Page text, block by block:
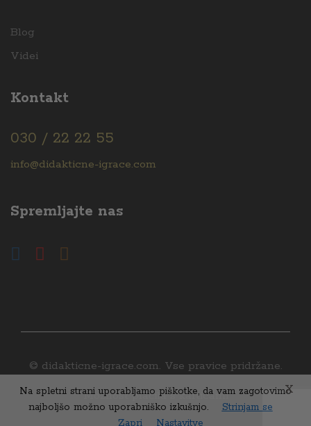
Blog
Videi
Kontakt
030 / 22 22 55
info@didakticne-igrace.com
Spremljajte nas
© didakticne-igrace.com. Vse pravice pridržane.
Možnost plačila s karticami
Na spletni strani uporabljamo piškotke, da vam zagotovimo
najboljšo možno uporabniško izkušnjo.
Strinjam se
Zapri
Nastavitve
X